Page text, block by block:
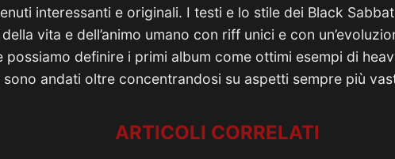
interessanti e originali. I testi e lo stile dei Black
vita e dell’animo umano con riff unici e con
possiamo definire i primi album come ottimi esempi di
sono andati oltre concentrandosi su aspetti sempre più
ARTICOLI CORRELATI